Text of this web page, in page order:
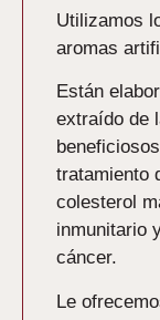
Utilizamos
aromas
Están
extraído de
tratamiento
colesterol
inmunitario
cáncer.
Le